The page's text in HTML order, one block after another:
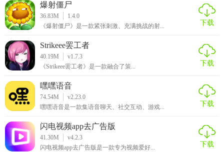
4. 安全隐私：严格遵守数据保护法规，确保用户数据安全。
【闪小白app最新版点评】
闪小白app最新版凭借其强大的创作工具、个性化的推荐系统
以及活跃的社区氛围，成为了年轻人展示自我、交流互动的
理想平台。无论是短视频爱好者还是专业创作者，都能在这
里找到属于自己的舞台，享受创作的乐趣和成就感。其不断
优化的功能和良好的用户体验，使得它成为短视频领域的一
匹黑马，值得一试。
爆射僵尸
36.83M
1.4.0
《爆射僵尸》是一款紧张刺激、充满挑战的射...
下载
Strikeee罢工者
40.19M
v1.7.3
《Strikeee罢工者》是一款融合了策...
下载
嘿嘿语音
74.54M
v2.23.0
嘿嘿语音是一款集语音聊天、社交互动、游戏...
下载
闪电视频app去广告版
41.30M
v4.2.3
闪电视频app去广告版是一款专为视频爱好...
下载